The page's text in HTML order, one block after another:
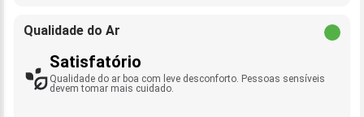
Qualidade do Ar
Satisfatório
Qualidade do ar boa com leve desconforto. Pessoas sensíveis
devem tomar mais cuidado.